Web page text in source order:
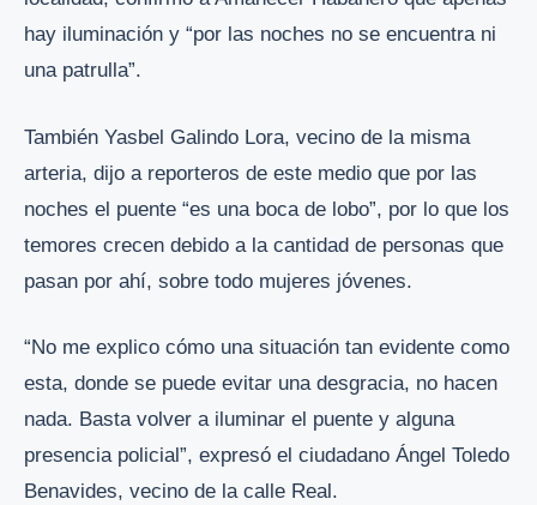
hay iluminación y “por las noches no se encuentra ni
una patrulla”.
También Yasbel Galindo Lora, vecino de la misma
arteria, dijo a reporteros de este medio que por las
noches el puente “es una boca de lobo”, por lo que los
temores crecen debido a la cantidad de personas que
pasan por ahí, sobre todo mujeres jóvenes.
“No me explico cómo una situación tan evidente como
esta, donde se puede evitar una desgracia, no hacen
nada. Basta volver a iluminar el puente y alguna
presencia policial”, expresó el ciudadano Ángel Toledo
Benavides, vecino de la calle Real.